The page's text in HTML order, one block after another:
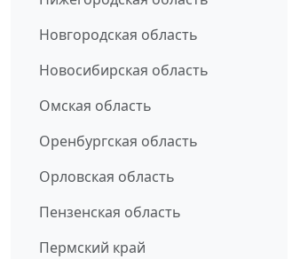
Новгородская область
Новосибирская область
Омская область
Оренбургская область
Орловская область
Пензенская область
Пермский край